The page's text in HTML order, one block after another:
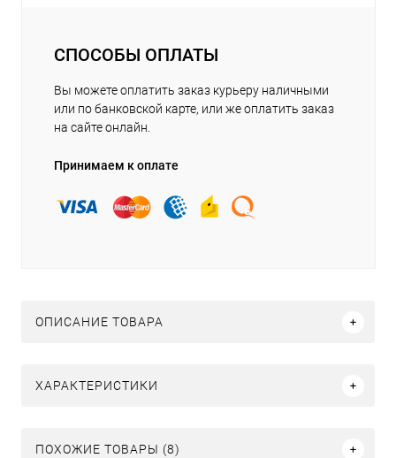
СПОСОБЫ ОПЛАТЫ
Вы можете оплатить заказ курьеру наличными
или по банковской карте, или же оплатить заказ
на сайте онлайн.
Принимаем к оплате
ОПИСАНИЕ ТОВАРА
ХАРАКТЕРИСТИКИ
ПОХОЖИЕ ТОВАРЫ (8)